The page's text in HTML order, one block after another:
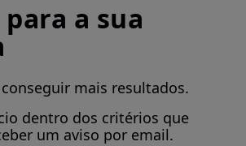
a sua
mais resultados.
dentro dos critérios que
um aviso por email.